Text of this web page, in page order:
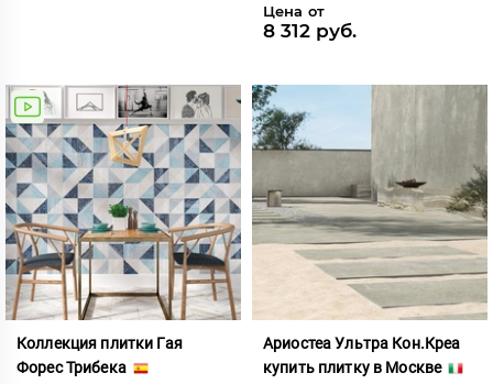
Цена от
8 312 руб.
Коллекция плитки Гая
Форес Трибека
Ариостеа Ультра Кон.Креа
купить плитку в Москве